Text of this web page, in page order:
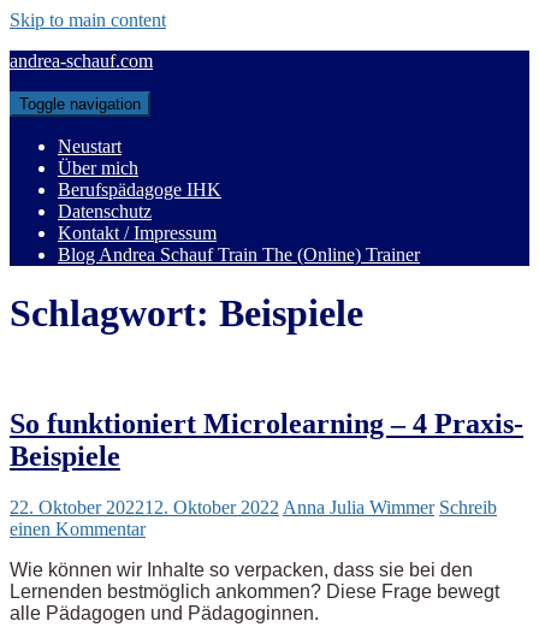
Skip to main content
andrea-schauf.com
Toggle navigation
Neustart
Über mich
Berufspädagoge IHK
Datenschutz
Kontakt / Impressum
Blog Andrea Schauf Train The (Online) Trainer
Schlagwort: Beispiele
So funktioniert Microlearning – 4 Praxis-
Beispiele
22. Oktober 202212. Oktober 2022 Anna Julia Wimmer Schreib
einen Kommentar
Wie können wir Inhalte so verpacken, dass sie bei den
Lernenden bestmöglich ankommen? Diese Frage bewegt
alle Pädagogen und Pädagoginnen.